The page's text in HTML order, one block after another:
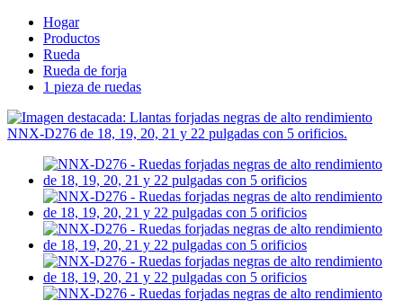
Hogar
Productos
Rueda
Rueda de forja
1 pieza de ruedas